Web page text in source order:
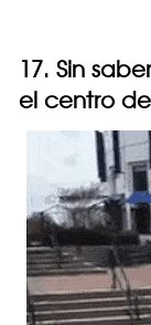
17. Sin
el centro